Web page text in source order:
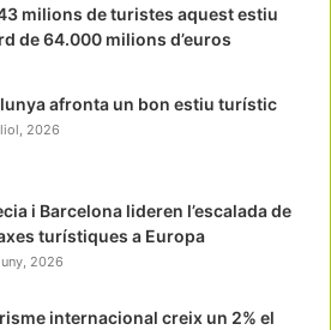
milions de turistes aquest estiu
de 64.000 milions d’euros
afronta un bon estiu turístic
2026
i Barcelona lideren l’escalada de
turístiques a Europa
2026
internacional creix un 2% el